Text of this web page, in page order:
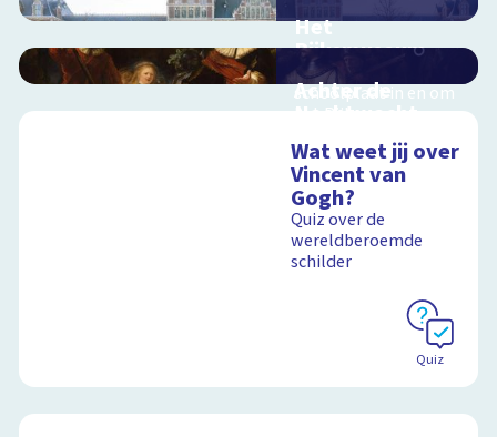
Het
Rijksmuseum
Interactieve
schoolplaat in en om
het Rijksmuseum
Achter de
Nachtwacht
schoolplaat over de
geheimen van dit
grote schilderij van
Rembrandt
Schoolplaat
Wat weet jij over
Vincent van
Gogh?
Quiz over de
wereldberoemde
schilder
Quiz